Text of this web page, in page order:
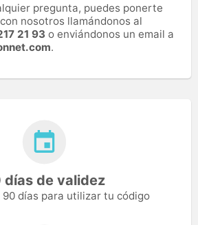
pregunta, puedes ponerte
nosotros llamándonos al
21 93 o enviándonos un email a
.
días de validez
90 días para utilizar tu código